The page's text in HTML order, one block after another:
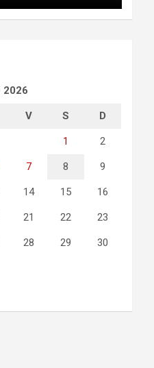
2026
V S D
1 2
7 8 9
14 15 16
21 22 23
28 29 30